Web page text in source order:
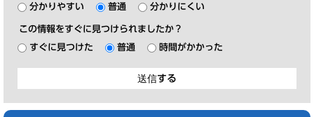
分かりやすい
普通 分かりにくい
この情報をすぐに見つけられましたか？
すぐに見つけた
普通 時間がかかった